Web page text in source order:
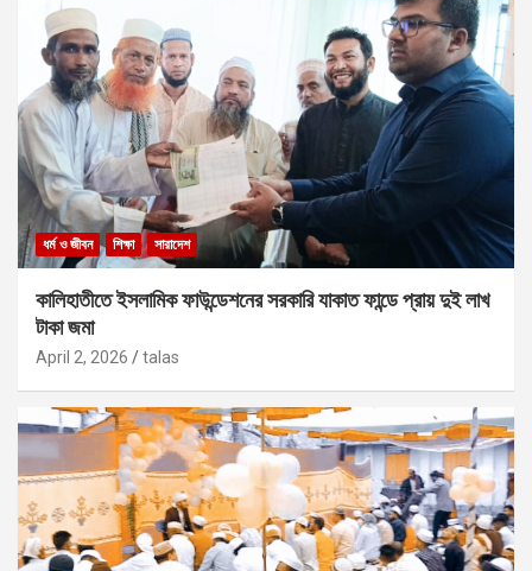
ধর্ম ও জীবন শিক্ষা সারাদেশ
কালিহাতীতে ইসলামিক ফাউন্ডেশনের সরকারি যাকাত ফান্ডে প্রায় দুই লাখ
টাকা জমা
April 2, 2026 talas